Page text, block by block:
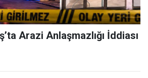
Arazi Anlaşmazlığı İddiası